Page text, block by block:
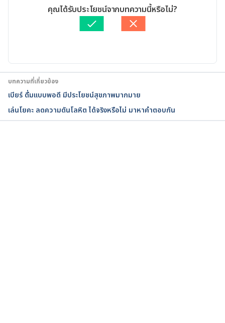
https://www.mayoclinic.org/diseases-
conditions/high-blood-pressure/expert-
answers/blood-pressure/faq-20058254
Blood Pressure
https://www.sciencedaily.com/releases/2005/04/05
0419105236.htm
Understanding Low Blood Pressure — Diagnosis
and Treatment
เขียนโดย พลอย วงษ์วิไล
ตรวจสอบความถูกต้องของข้อมูลโดยทีม Hello คุณหมอ
พลอย วงษ์วิไล
คุณได้รับประโยชน์จากบทความนี้หรือไม่?
บทความที่เกี่ยวข้อง
เบียร์ ดื่มแบบพอดี มีประโยชน์สุขภาพมากมาย
เล่นโยคะ ลดความดันโลหิต ได้จริงหรือไม่ มาหาคำตอบกัน